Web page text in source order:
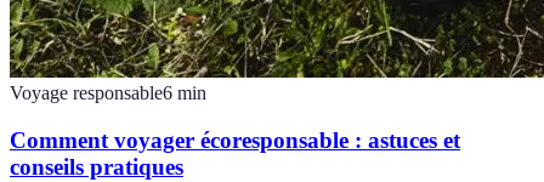
Voyage responsable6 min
Comment voyager écoresponsable : astuces et
conseils pratiques